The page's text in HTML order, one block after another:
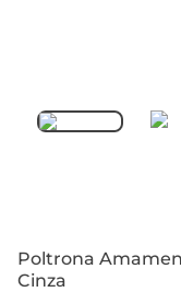
Poltrona
Cinza